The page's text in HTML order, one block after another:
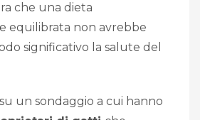
che una dieta
equilibrata non avrebbe
significativo la salute del
un sondaggio a cui hanno